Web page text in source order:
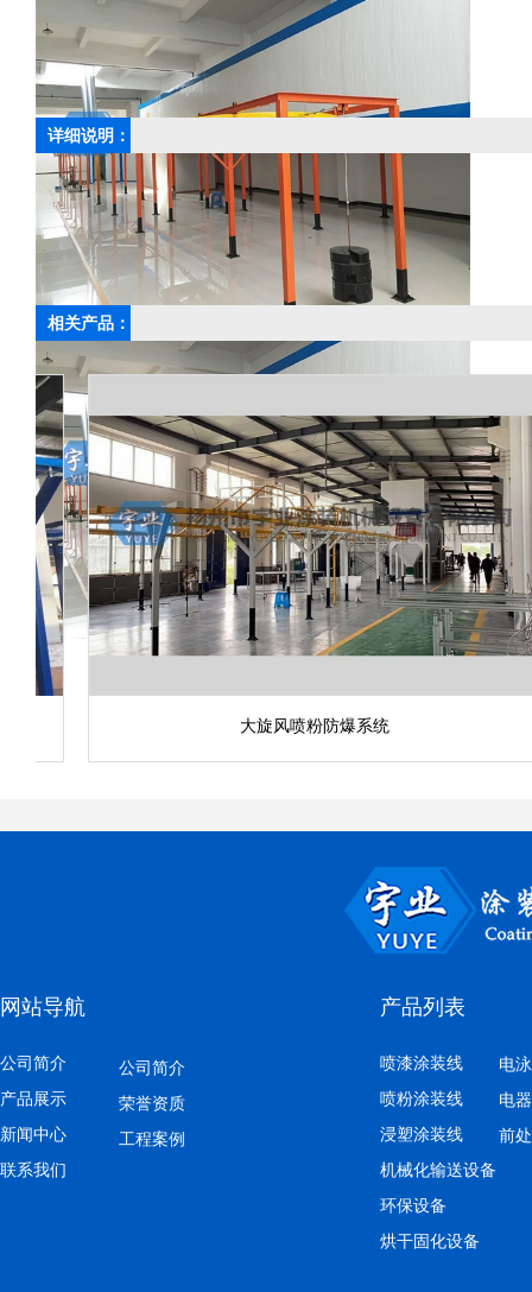
详细说明：
上一篇：配电柜喷粉涂装线
相关产品：
大旋风喷粉防爆系统
网站导航
公司简介
产品展示
新闻中心
联系我们
公司简介
荣誉资质
工程案例
产品列表
喷漆涂装线
喷粉涂装线
浸塑涂装线
机械化输送设备
环保设备
烘干固化设备
电
电
前